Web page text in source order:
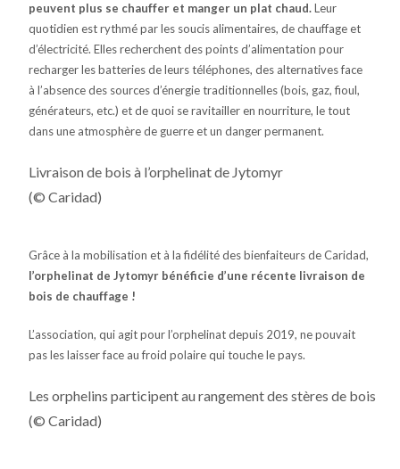
peuvent plus se chauffer et manger un plat chaud.Leur
quotidien est rythmé par les soucis alimentaires, de chauffage et
d’électricité. Elles recherchent des points d’alimentation pour
recharger les batteries de leurs téléphones, des alternatives face
à l’absence des sources d’énergie traditionnelles (bois, gaz, fioul,
générateurs, etc.) et de quoi se ravitailler en nourriture, le tout
dans une atmosphère de guerre et un danger permanent.
Livraison de bois à l’orphelinat de Jytomyr
(© Caridad)
Grâce à la mobilisation et à la fidélité des bienfaiteurs de Caridad,
l’orphelinat de Jytomyr bénéficie d’une récente livraison de
bois de chauffage !
L’association, qui agit pour l’orphelinat depuis 2019, ne pouvait
pas les laisser face au froid polaire qui touche le pays.
Les orphelins participent au rangement des stères de bois
(© Caridad)